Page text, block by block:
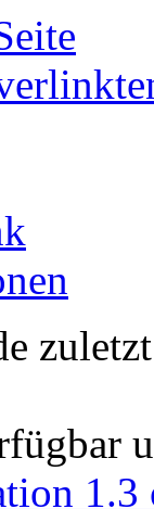
1.3